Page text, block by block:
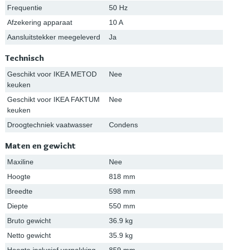
Frequentie
50 Hz
Afzekering apparaat
10 A
Aansluitstekker meegeleverd
Ja
Technisch
Geschikt voor IKEA METOD
keuken
Nee
Geschikt voor IKEA FAKTUM
keuken
Nee
Droogtechniek vaatwasser Condens
Maten en gewicht
Maxiline
Nee
Hoogte
818 mm
Breedte
598 mm
Diepte
550 mm
Bruto gewicht
36.9 kg
Netto gewicht
35.9 kg